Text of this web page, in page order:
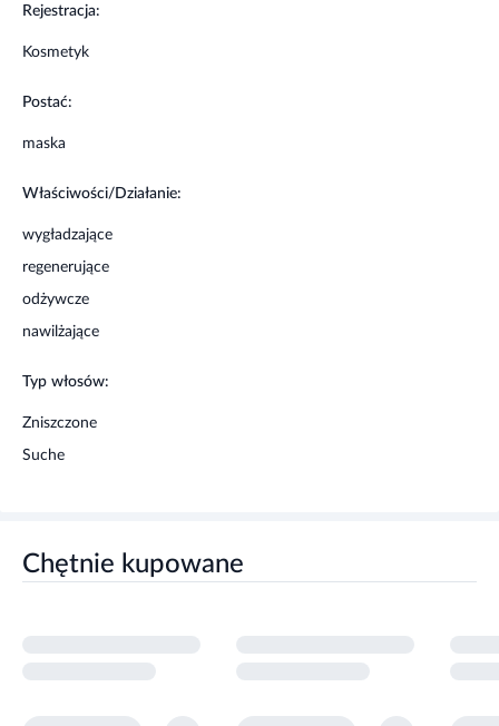
Rejestracja:
Kosmetyk
Postać:
maska
Właściwości/Działanie:
wygładzające
regenerujące
odżywcze
nawilżające
Typ włosów:
Zniszczone
Suche
Chętnie kupowane